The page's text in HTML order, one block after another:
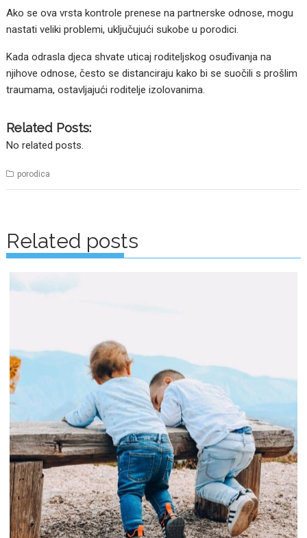
Ako se ova vrsta kontrole prenese na partnerske odnose, mogu
nastati veliki problemi, uključujući sukobe u porodici.
Kada odrasla djeca shvate uticaj roditeljskog osuđivanja na
njihove odnose, često se distanciraju kako bi se suočili s prošlim
traumama, ostavljajući roditelje izolovanima.
Related Posts:
No related posts.
porodica
navigation
Related posts